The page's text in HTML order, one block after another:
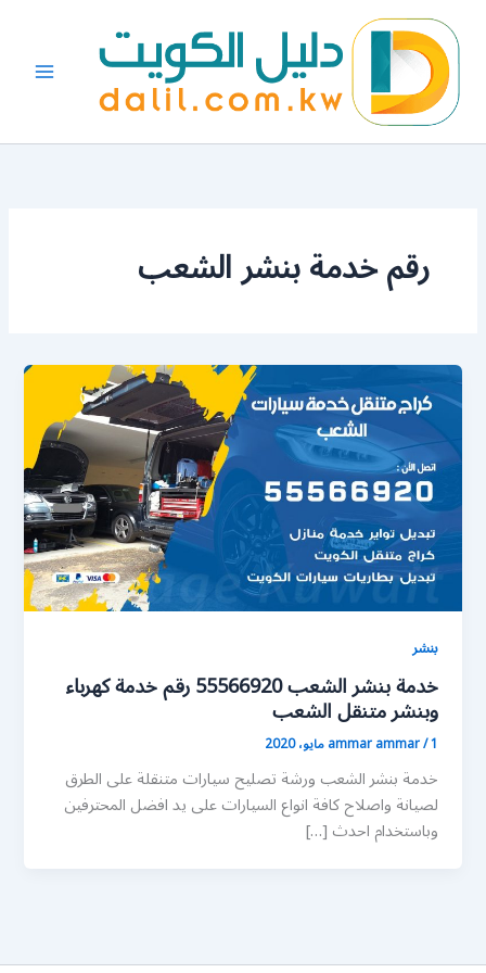
المحتوى
رقم خدمة بنشر الشعب
بنشر
خدمة بنشر الشعب 55566920 رقم خدمة كهرباء
وبنشر متنقل الشعب
ammar ammar/1 مايو، 2020
خدمة بنشر الشعب ورشة تصليح سيارات متنقلة على الطرق
لصيانة واصلاح كافة انواع السيارات على يد افضل المحترفين
وباستخدام احدث […]